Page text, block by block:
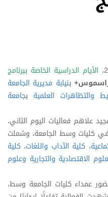
الأيام الدراسية الخاصة ببرنامج
بنيابة مديرية الجامعة
والتظاهرات العلمية بجامعة
علاهم فعاليات اليوم الثاني،
كليات وسط الجامعة، وشملت
، كلية الآداب واللغات، كلية
الاقتصادية والتجارية وعلوم
عمداء كليات الجامعة وسط،